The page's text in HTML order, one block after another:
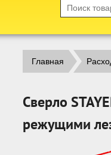
Главная
Сверло
режущими